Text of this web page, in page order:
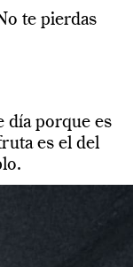
te pierdas
día porque es
es el del